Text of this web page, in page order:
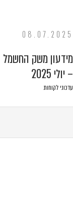
08.07.2025
מידעון משק החשמל
– יולי 2025
עדכוני לקוחות